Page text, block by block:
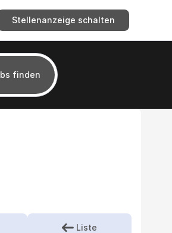
Stellenanzeige schalten
finden
Liste